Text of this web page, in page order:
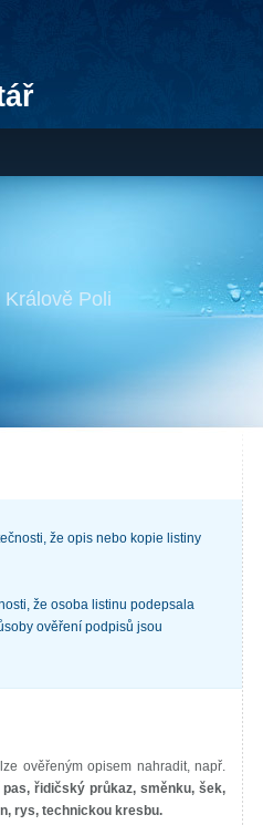
Poli
že opis nebo kopie listiny
že osoba listinu podepsala
ověření podpisů jsou
ověřeným opisem nahradit, např.
řidičský průkaz, směnku, šek,
rys, technickou kresbu.